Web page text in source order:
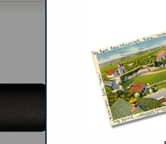
Lieferzeit: auf
125,00 €
Inkl. 19% MwSt.